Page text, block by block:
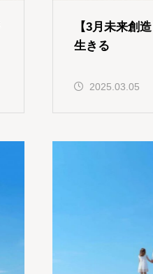
【3月未来創
生きる
2025.03.05